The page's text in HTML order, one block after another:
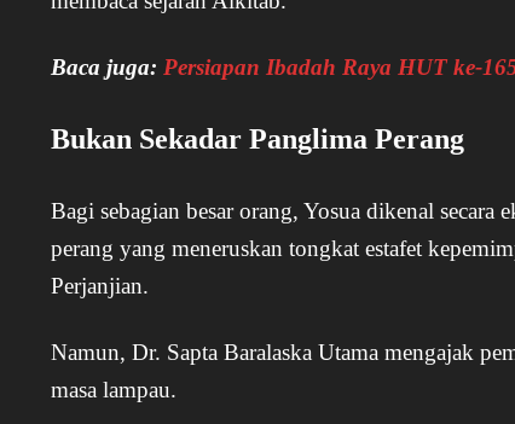
Baca juga: Persiapan Ibadah Raya HUT ke-
Bukan Sekadar Panglima Perang
Bagi sebagian besar orang, Yosua dikenal
perang yang meneruskan tongkat estafet
Perjanjian.
Namun, Dr. Sapta Baralaska Utama mengajak
masa lampau.